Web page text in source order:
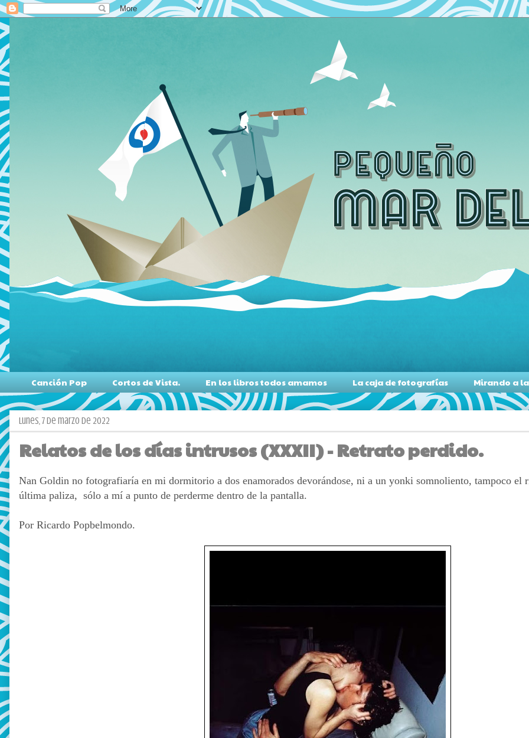
Canción Pop Cortos de Vista. En los libros todos amamos La caja de fotografías Mirando a
lunes, 7 de marzo de 2022
Relatos de los días intrusos (XXXII) - Retrato perdido.
Nan Goldin no fotografiaría en mi dormitorio a dos enamorados devorándose, ni a un yonki somnoliento, tampoco el
última paliza, sólo a mí a punto de perderme dentro de la pantalla.
Por Ricardo Popbelmondo.